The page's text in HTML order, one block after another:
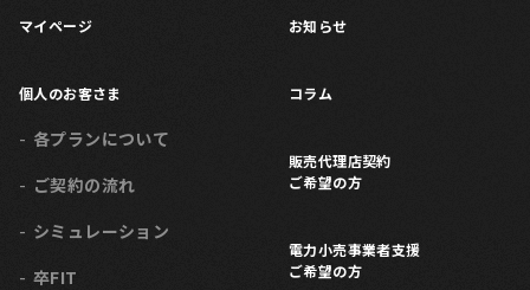
マイページ
個人のお客さま
各プランについて
ご契約の流れ
シミュレーション
卒FIT
お知らせ
コラム
販売代理店契約
ご希望の方
電力小売事業者支援
ご希望の方